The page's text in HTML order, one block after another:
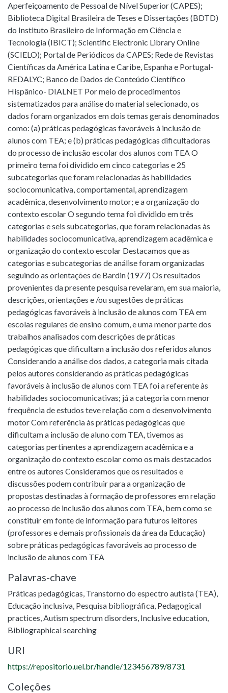
Aperfeiçoamento de Pessoal de Nível Superior (CAPES);
Biblioteca Digital Brasileira de Teses e Dissertações (BDTD)
do Instituto Brasileiro de Informação em Ciência e
Tecnologia (IBICT); Scientific Electronic Library Online
(SCIELO); Portal de Periódicos da CAPES; Rede de Revistas
Científicas da América Latina e Caribe, Espanha e Portugal-
REDALYC; Banco de Dados de Conteúdo Científico
Hispânico- DIALNET Por meio de procedimentos
sistematizados para análise do material selecionado, os
dados foram organizados em dois temas gerais denominados
como: (a) práticas pedagógicas favoráveis à inclusão de
alunos com TEA; e (b) práticas pedagógicas dificultadoras
do processo de inclusão escolar dos alunos com TEA O
primeiro tema foi dividido em cinco categorias e 25
subcategorias que foram relacionadas às habilidades
sociocomunicativa, comportamental, aprendizagem
acadêmica, desenvolvimento motor; e a organização do
contexto escolar O segundo tema foi dividido em três
categorias e seis subcategorias, que foram relacionadas às
habilidades sociocomunicativa, aprendizagem acadêmica e
organização do contexto escolar Destacamos que as
categorias e subcategorias de análise foram organizadas
seguindo as orientações de Bardin (1977) Os resultados
provenientes da presente pesquisa revelaram, em sua maioria,
descrições, orientações e /ou sugestões de práticas
pedagógicas favoráveis à inclusão de alunos com TEA em
escolas regulares de ensino comum, e uma menor parte dos
trabalhos analisados com descrições de práticas
pedagógicas que dificultam a inclusão dos referidos alunos
Considerando a análise dos dados, a categoria mais citada
pelos autores considerando as práticas pedagógicas
favoráveis à inclusão de alunos com TEA foi a referente às
habilidades sociocomunicativas; já a categoria com menor
frequência de estudos teve relação com o desenvolvimento
motor Com referência às práticas pedagógicas que
dificultam a inclusão de aluno com TEA, tivemos as
categorias pertinentes a aprendizagem acadêmica e a
organização do contexto escolar como os mais destacados
entre os autores Consideramos que os resultados e
discussões podem contribuir para a organização de
propostas destinadas à formação de professores em relação
ao processo de inclusão dos alunos com TEA, bem como se
constituir em fonte de informação para futuros leitores
(professores e demais profissionais da área da Educação)
sobre práticas pedagógicas favoráveis ao processo de
inclusão de alunos com TEA
Palavras-chave
Práticas pedagógicas, Transtorno do espectro autista (TEA),
Educação inclusiva, Pesquisa bibliográfica, Pedagogical
practices,Autism spectrum disorders, Inclusive education,
Bibliographical searching
URI
https://repositorio.uel.br/handle/123456789/8731
Coleções